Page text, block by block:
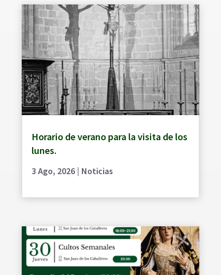
Horario de verano para la visita de los
lunes.
3 Ago, 2026| Noticias